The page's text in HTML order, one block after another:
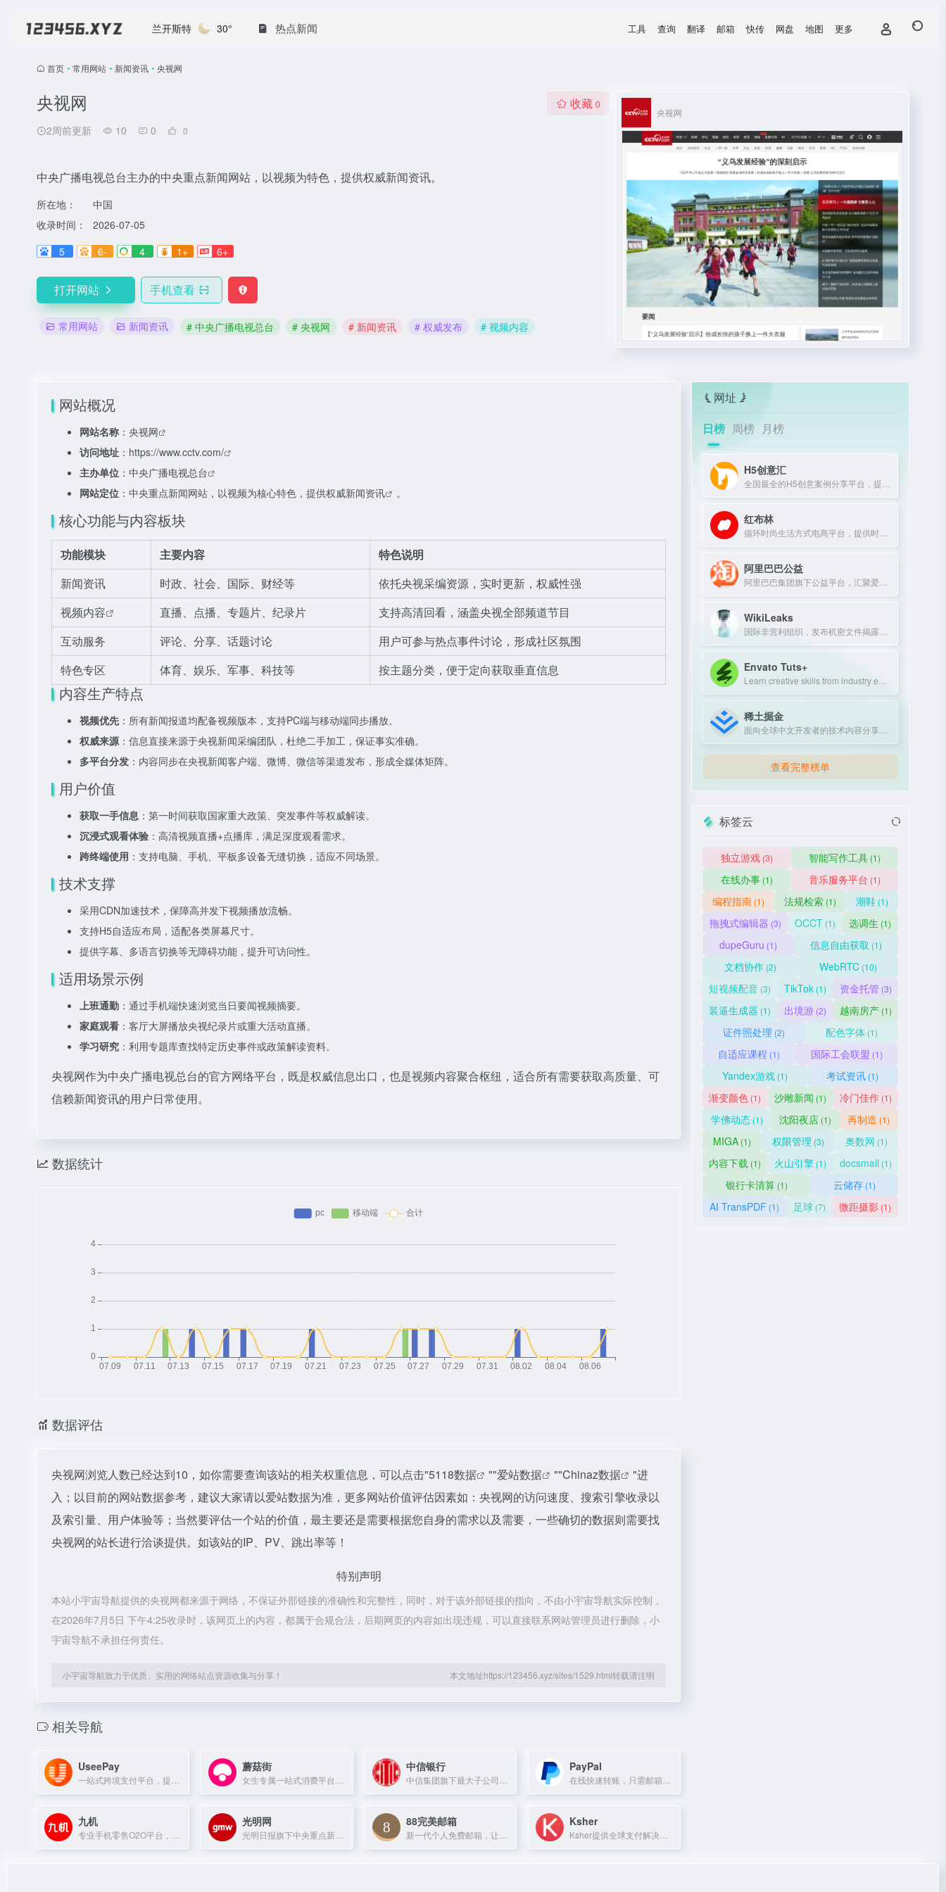
兰开斯特 30° 热点新闻 工具 查询 翻译 邮箱 快传 网盘 地图 更多
首页 • 常用网站 • 新闻资讯 • 央视网
央视网
2周前更新 10 0 0
收藏 0
中央广播电视总台主办的中央重点新闻网站，以视频为特色，提供权威新闻资讯。
所在地：
中国
收录时间：
2026-07-05
5
6- 4 1+ 6+
打开网站 手机查看
常用网站 新闻资讯 # 中央广播电视总台 # 央视网 # 新闻资讯 # 权威发布 # 视频内容
央视网
网站概况
网站名称 ： 央视网
访问地址 ： https://www.cctv.com/
主办单位 ： 中央广播电视总台
网站定位 ：中央重点新闻网站，以视频为核心特色，提供权威新闻资讯 。
核心功能与内容板块
功能模块 主要内容
特色说明
新闻资讯
时政、社会、国际、财经等
依托央视采编资源，实时更新，权威性强
视频内容
直播、点播、专题片、纪录片
支持高清回看，涵盖央视全部频道节目
互动服务
评论、分享、话题讨论
用户可参与热点事件讨论，形成社区氛围
特色专区
体育、娱乐、军事、科技等 按主题分类，便于定向获取垂直信息
内容生产特点
视频优先 ：所有新闻报道均配备视频版本，支持PC端与移动端同步播放。
权威来源：信息直接来源于央视新闻采编团队，杜绝二手加工，保证事实准确。
多平台分发 ：内容同步在央视新闻客户端、微博、微信等渠道发布，形成全媒体矩阵。
用户价值
获取一手信息 ：第一时间获取国家重大政策、突发事件等权威解读。
沉浸式观看体验 ：高清视频直播+点播库，满足深度观看需求。
跨终端使用 ：支持电脑、手机、平板多设备无缝切换，适应不同场景。
技术支撑
采用CDN加速技术，保障高并发下视频播放流畅。
支持H5自适应布局，适配各类屏幕尺寸。
提供字幕、多语言切换等无障碍功能，提升可访问性。
适用场景示例
上班通勤 ：通过手机端快速浏览当日要闻视频摘要。
家庭观看 ：客厅大屏播放央视纪录片或重大活动直播。
学习研究 ：利用专题库查找特定历史事件或政策解读资料。
央视网作为中央广播电视总台的官方网络平台，既是权威信息出口，也是视频内容聚合枢纽，适合所有需要获取高质量、可
信赖新闻资讯的用户日常使用。
数据统计
数据评估
央视网浏览人数已经达到10，如你需要查询该站的相关权重信息，可以点击"5118数据 ""爱站数据 ""Chinaz数据
"进
入；以目前的网站数据参考，建议大家请以爱站数据为准，更多网站价值评估因素如：央视网的访问速度、搜索引擎收录以
及索引量、用户体验等；当然要评估一个站的价值，最主要还是需要根据您自身的需求以及需要，一些确切的数据则需要找
央视网的站长进行洽谈提供。如该站的IP、PV、跳出率等！
特别声明
本站小宇宙导航提供的央视网都来源于网络，不保证外部链接的准确性和完整性，同时，对于该外部链接的指向，不由小宇宙导航实际控制，
在2026年7月5日 下午4:25收录时，该网页上的内容，都属于合规合法，后期网页的内容如出现违规，可以直接联系网站管理员进行删除，小
宇宙导航不承担任何责任。
小宇宙导航致力于优质、实用的网络站点资源收集与分享！ 本文地址https://123456.xyz/sites/1529.html转载请注明
相关导航
UseePay 蘑菇街 中信银行 PayPal
九机 光明网
光明日报旗下中央重点新闻网站，聚焦思想理论与文化深度。
88完美邮箱 Ksher
网址
日榜 周榜 月榜
H5创意汇
红布林
阿里巴巴公益
WikiLeaks
Envato Tuts+
稀土掘金
查看完整榜单
标签云
独立游戏(3) 智能写作工具(1)
在线办事(1) 音乐服务平台 (1)
编程指南 (1) 法规检索 (1) 潮鞋 (1)
拖拽式编辑器 (3) OCCT(1) 选调生 (1)
dupeGuru (1) 信息自由获取 (1)
文档协作(2) WebRTC(10)
短视频配音 (3) TikTok (1) 资金托管 (3)
装逼生成器 (1) 出境游 (2) 越南房产(1)
证件照处理 (2) 配色字体 (1)
自适应课程 (1) 国际工会联盟 (1)
Yandex游戏(1) 考试资讯 (1)
渐变颜色 (1) 沙雕新闻 (1) 冷门佳作(1)
学佛动态(1) 沈阳夜店(1) 再制造 (1)
MIGA (1) 权限管理 (3) 奥数网 (1)
内容下载 (1) 火山引擎 (1) docsmall (1)
银行卡清算(1) 云储存(1)
AI TransPDF (1) 足球(7) 微距摄影 (1)